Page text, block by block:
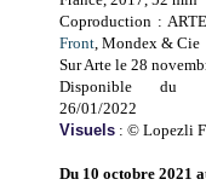
Coproduction :
Front, Mondex & Cie
Sur Arte le 28
Disponible du
26/01/2022
Visuels : © Lopezli
Du 10 octobre 2021